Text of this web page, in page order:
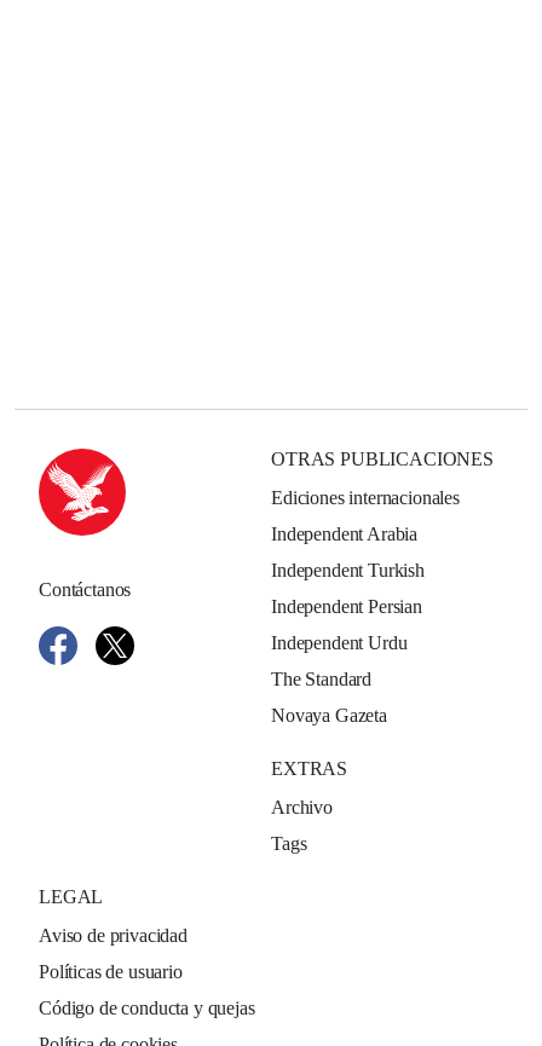
Contáctanos
OTRAS PUBLICACIONES
Ediciones internacionales
Independent Arabia
Independent Turkish
Independent Persian
Independent Urdu
The Standard
Novaya Gazeta
EXTRAS
Archivo
Tags
LEGAL
Aviso de privacidad
Políticas de usuario
Código de conducta y quejas